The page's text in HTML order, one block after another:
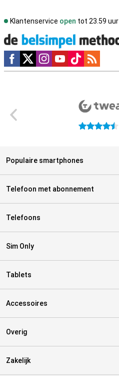
Klantenservice open tot 23.59 uur
Social media
4.5 sterren
Populaire smartphones
Telefoon met abonnement
Telefoons
Sim Only
Tablets
Accessoires
Overig
Zakelijk